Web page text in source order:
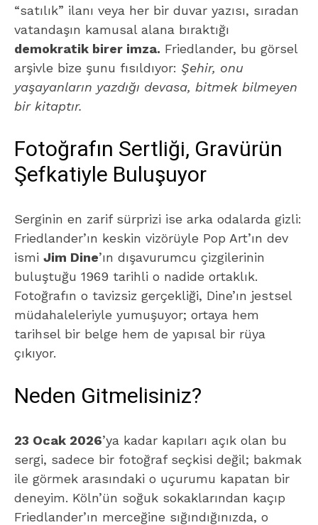
“satılık” ilanı veya her bir duvar yazısı, sıradan
vatandaşın kamusal alana bıraktığı
demokratik birer imza. Friedlander, bu görsel
arşivle bize şunu fısıldıyor: Şehir, onu
yaşayanların yazdığı devasa, bitmek bilmeyen
bir kitaptır.
Fotoğrafın Sertliği, Gravürün
Şefkatiyle Buluşuyor
Serginin en zarif sürprizi ise arka odalarda gizli:
Friedlander’ın keskin vizörüyle Pop Art’ın dev
ismi Jim Dine’ın dışavurumcu çizgilerinin
buluştuğu 1969 tarihli o nadide ortaklık.
Fotoğrafın o tavizsiz gerçekliği, Dine’ın jestsel
müdahaleleriyle yumuşuyor; ortaya hem
tarihsel bir belge hem de yapısal bir rüya
çıkıyor.
Neden Gitmelisiniz?
23 Ocak 2026’ya kadar kapıları açık olan bu
sergi, sadece bir fotoğraf seçkisi değil; bakmak
ile görmek arasındaki o uçurumu kapatan bir
deneyim. Köln’ün soğuk sokaklarından kaçıp
Friedlander’ın merceğine sığındığınızda, o